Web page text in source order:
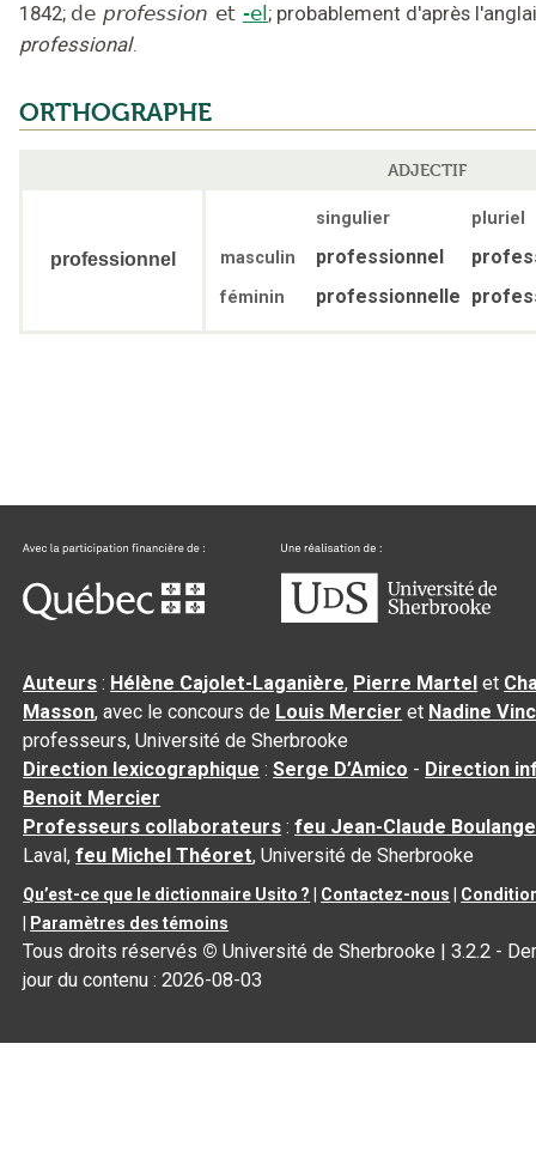
1842; de profession et -el ; probablement d'après
professional.
ORTHOGRAPHE
ADJECTIF
professionnel
singulier
pluriel
masculin
professionnel
féminin professionnelle
Auteurs : Hélène Cajolet-Laganière, Pierre Martel et
Masson, avec le concours de Louis Mercier et Nadine
professeurs, Université de Sherbrooke
Direction lexicographique :Serge D’Amico - Direction
Benoit Mercier
Professeurs collaborateurs :feu Jean-Claude
Laval,feu Michel Théoret, Université de Sherbrooke
Qu’est-ce que le dictionnaire Usito ? Contactez-nous
Paramètres des témoins
Tous droits réservés © Université de Sherbrooke |3.2.2 -
jour du contenu :2026-08-03